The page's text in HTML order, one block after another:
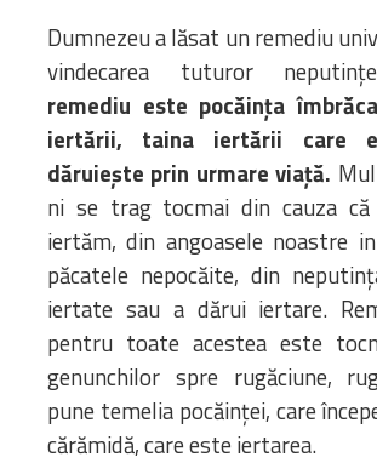
Dumnezeu a lăsat un remediu
vindecarea tuturor
remediu este pocăința
iertării, taina iertării care
dăruiește prin urmare viață.
ni se trag tocmai din cauza
iertăm, din angoasele noastre
păcatele nepocăite, din
iertate sau a dărui iertare.
pentru toate acestea este
genunchilor spre rugăciune,
pune temelia pocăinței, care
cărămidă, care este iertarea.